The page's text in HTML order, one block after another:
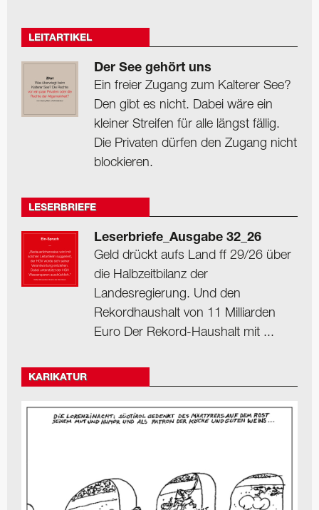
LEITARTIKEL
Der See gehört uns
Ein freier Zugang zum Kalterer See?
Den gibt es nicht. Dabei wäre ein
kleiner Streifen für alle längst fällig.
Die Privaten dürfen den Zugang nicht
blockieren.
LESERBRIEFE
Leserbriefe_Ausgabe 32_26
Geld drückt aufs Land ff 29/26 über
die Halbzeitbilanz der
Landesregierung. Und den
Rekordhaushalt von 11 Milliarden
Euro Der Rekord-Haushalt mit ...
KARIKATUR